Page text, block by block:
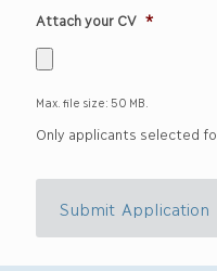
Attach your CV *
Max. file size: 50 MB.
Only applicants selected
Submit Application